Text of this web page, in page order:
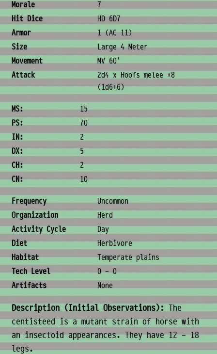
Morale
7
Hit Dice
HD 6D7
Armor
1 (AC 11)
Size
Large 4 Meter
Movement
MV 60'
Attack
2d4 x Hoofs melee +8
(1d6+6)
Ability Scores
MS:
15
PS:
70
IN:
2
DX:
5
CH:
2
CN:
10
Ecology & Logistics
Frequency
Uncommon
Organization
Herd
Activity Cycle
Day
Diet
Herbivore
Habitat
Temperate plains
Tech Level
0 - 0
Artifacts
None
Description (Initial Observations):
The
centisteed is a mutant strain of horse with
an insectoid appearances. They have 12 - 18
legs.